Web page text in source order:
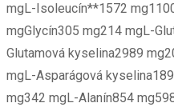
mgL-Isoleucín**1572
mgGlycín305 mg214 mgL-
Glutamová kyselina2989
mgL-Asparágová
mg342 mgL-Alanín854